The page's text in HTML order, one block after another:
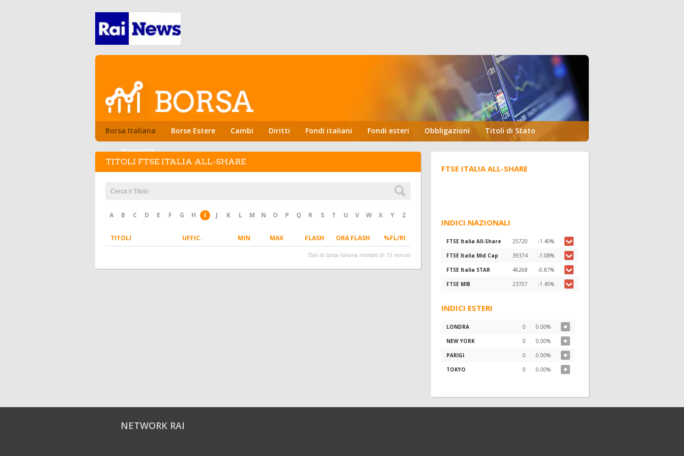
Borsa Italiana Borse Estere Cambi Diritti Fondi italiani Fondi esteri Obbligazioni Titoli di Stato
Warrants
TITOLI FTSE ITALIA ALL-SHARE
A B C D E F G H I J K L M N O P Q R S T U V W X Y Z
TITOLI UFFIC. MIN MAX FLASH ORA FLASH %FL/RI
Dati di borsa italiana ritardati di 15 minuti
FTSE ITALIA ALL-SHARE
INDICI NAZIONALI
FTSE Italia All-Share 25720
-1.40%
FTSE Italia Mid Cap
39374
-1.08%
FTSE Italia STAR
46268
-0.87%
FTSE MIB
23707 -1.45%
INDICI ESTERI
LONDRA 0
0.00%
NEW YORK
0
0.00%
PARIGI
0
0.00%
TOKYO
0 0.00%
NETWORK RAI